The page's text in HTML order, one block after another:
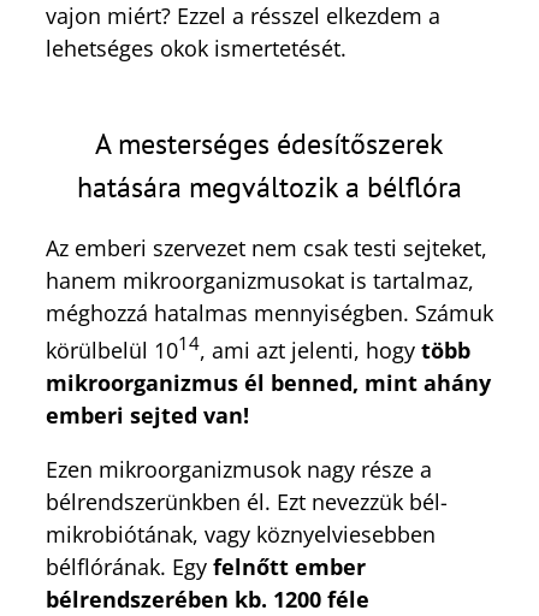
vajon miért? Ezzel a résszel elkezdem a
lehetséges okok ismertetését.
A mesterséges édesítőszerek
hatására megváltozik a bélflóra
Az emberi szervezet nem csak testi sejteket,
hanem mikroorganizmusokat is tartalmaz,
méghozzá hatalmas mennyiségben. Számuk
körülbelül 1014, ami azt jelenti, hogy több
mikroorganizmus él benned, mint ahány
emberi sejted van!
Ezen mikroorganizmusok nagy része a
bélrendszerünkben él. Ezt nevezzük bél-
mikrobiótának, vagy köznyelviesebben
bélflórának. Egy felnőtt ember
bélrendszerében kb. 1200 féle